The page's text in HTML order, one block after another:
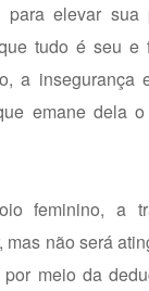
elevar sua
tudo é seu e
a insegurança
emane dela
feminino, a
mas não será
meio da